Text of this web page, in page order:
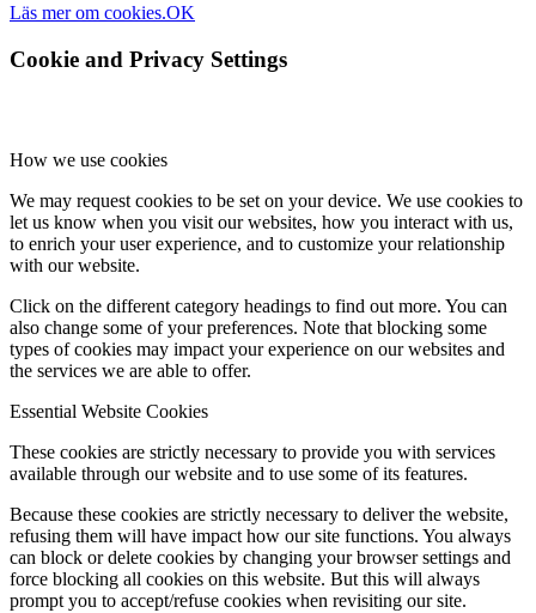
Läs mer om cookies.OK
Cookie and Privacy Settings
How we use cookies
We may request cookies to be set on your device. We use cookies to
let us know when you visit our websites, how you interact with us,
to enrich your user experience, and to customize your relationship
with our website.
Click on the different category headings to find out more. You can
also change some of your preferences. Note that blocking some
types of cookies may impact your experience on our websites and
the services we are able to offer.
Essential Website Cookies
These cookies are strictly necessary to provide you with services
available through our website and to use some of its features.
Because these cookies are strictly necessary to deliver the website,
refusing them will have impact how our site functions. You always
can block or delete cookies by changing your browser settings and
force blocking all cookies on this website. But this will always
prompt you to accept/refuse cookies when revisiting our site.